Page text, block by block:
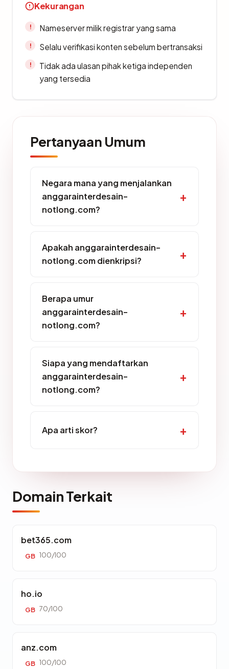
Kekurangan
Nameserver milik registrar yang sama
Selalu verifikasi konten sebelum bertransaksi
Tidak ada ulasan pihak ketiga independen
yang tersedia
Pertanyaan Umum
Negara mana yang menjalankan
anggarainterdesain-
notlong.com?
Apakah anggarainterdesain-
notlong.com dienkripsi?
Berapa umur
anggarainterdesain-
notlong.com?
Siapa yang mendaftarkan
anggarainterdesain-
notlong.com?
Apa arti skor?
Domain Terkait
bet365.com
GB 100/100
ho.io
GB 70/100
anz.com
GB 100/100